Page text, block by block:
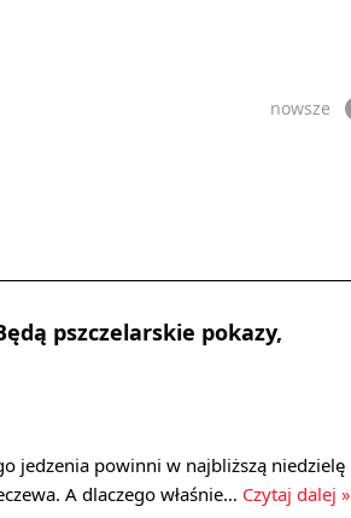
nowsze
pszczelarskie pokazy,
jedzenia powinni w najbliższą niedzielę
A dlaczego właśnie… Czytaj dalej »